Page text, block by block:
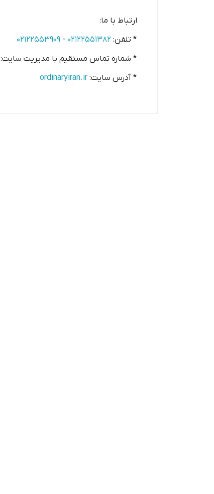
ارتباط با ما:
* تلفن: ۰۲۱۲۲۵۵۱۳۸۲ - ۰۲۱۲۲۵۵۳۹۰۹
* شماره تماس مستقیم با مدیریت سایت:
* آدرس سایت: ordinaryiran.ir